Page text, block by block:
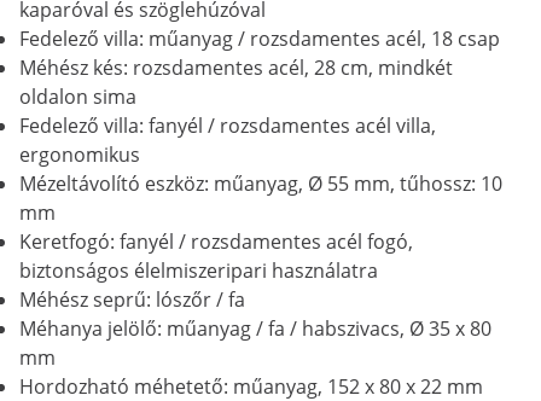
kaparóval és szöglehúzóval
Fedelező villa: műanyag / rozsdamentes acél, 18 csap
Méhész kés: rozsdamentes acél, 28 cm, mindkét
oldalon sima
Fedelező villa: fanyél / rozsdamentes acél villa,
ergonomikus
Mézeltávolító eszköz: műanyag, Ø 55 mm, tűhossz: 10
mm
Keretfogó: fanyél / rozsdamentes acél fogó,
biztonságos élelmiszeripari használatra
Méhész seprű: lószőr / fa
Méhanya jelölő: műanyag / fa / habszivacs, Ø 35 x 80
mm
Hordozható méhetető: műanyag, 152 x 80 x 22 mm